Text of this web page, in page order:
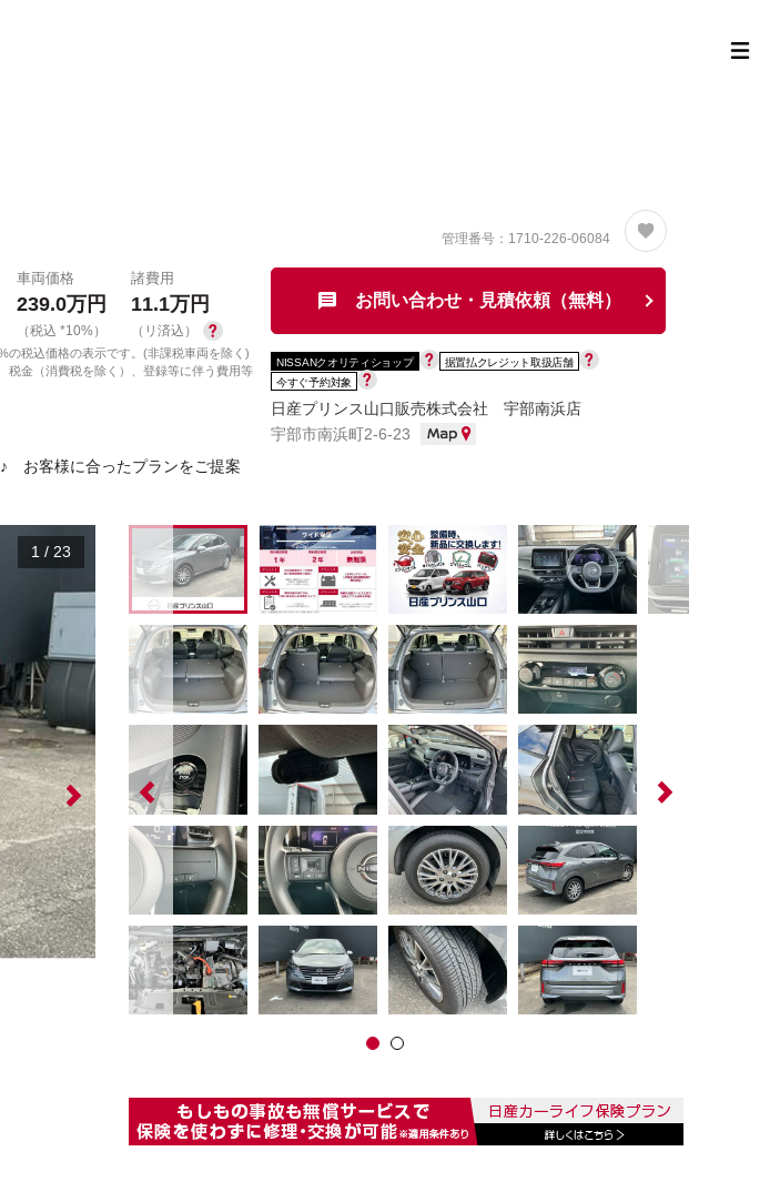
車両価格
239.0万円
（税込 *10%）
諸費用
11.1万円
（リ済込）
の税込価格の表示です。(非課税車両を除く)
税金（消費税を除く）、登録等に伴う費用等
お客様に合ったプランをご提案
管理番号：1710-226-06084
お問い合わせ・見積依頼（無料）
NISSANクオリティショップ
据置払クレジット取扱店舗
今すぐ予約対象
日産プリンス山口販売株式会社 宇部南浜店
宇部市南浜町2-6-23
1 / 23